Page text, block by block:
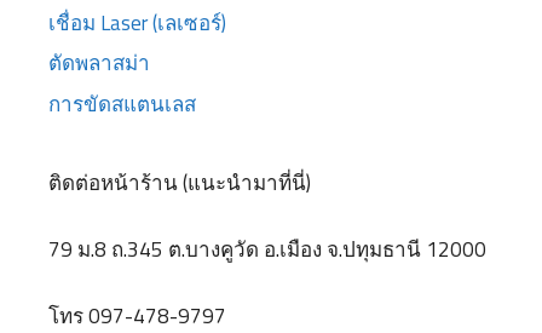
เชื่อม Laser (เลเซอร์)
ตัดพลาสม่า
การขัดสแตนเลส
ติดต่อหน้าร้าน (แนะนำมาที่นี่)
79 ม.8 ถ.345 ต.บางคูวัด อ.เมือง จ.ปทุมธานี 12000
โทร 097-478-9797